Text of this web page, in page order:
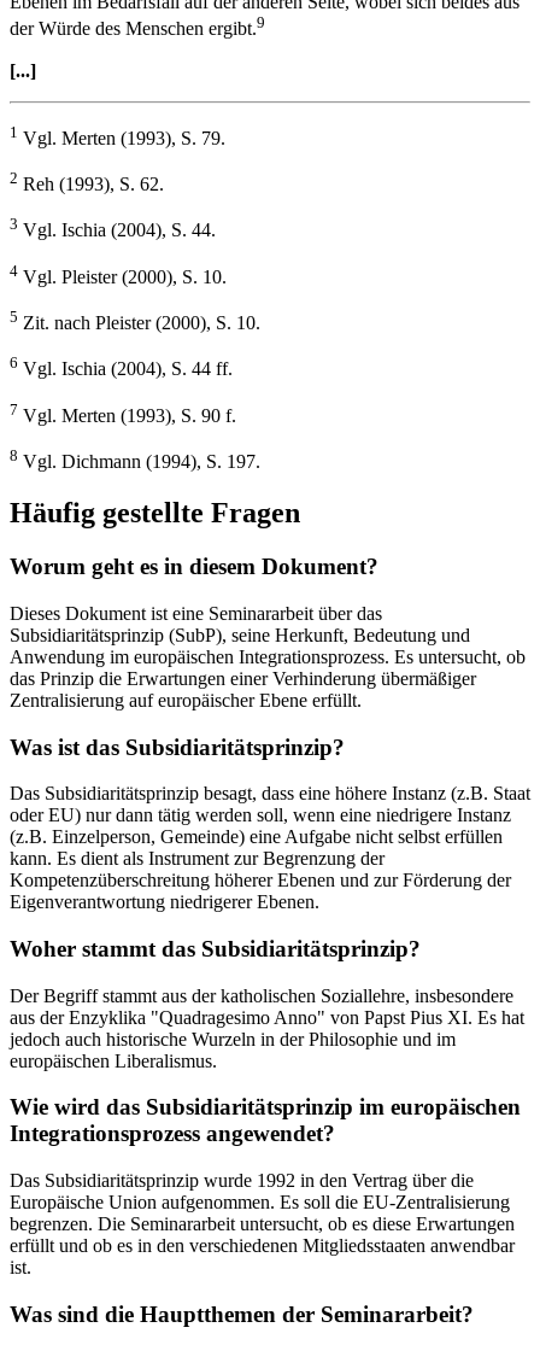
der Würde des Menschen ergibt.9
[...]
1 Vgl. Merten (1993), S. 79.
2 Reh (1993), S. 62.
3 Vgl. Ischia (2004), S. 44.
4 Vgl. Pleister (2000), S. 10.
5 Zit. nach Pleister (2000), S. 10.
6 Vgl. Ischia (2004), S. 44 ff.
7 Vgl. Merten (1993), S. 90 f.
8 Vgl. Dichmann (1994), S. 197.
Häufig gestellte Fragen
Worum geht es in diesem Dokument?
Dieses Dokument ist eine Seminararbeit über das
Subsidiaritätsprinzip (SubP), seine Herkunft, Bedeutung und
Anwendung im europäischen Integrationsprozess. Es untersucht, ob
das Prinzip die Erwartungen einer Verhinderung übermäßiger
Zentralisierung auf europäischer Ebene erfüllt.
Was ist das Subsidiaritätsprinzip?
Das Subsidiaritätsprinzip besagt, dass eine höhere Instanz (z.B. Staat
oder EU) nur dann tätig werden soll, wenn eine niedrigere Instanz
(z.B. Einzelperson, Gemeinde) eine Aufgabe nicht selbst erfüllen
kann. Es dient als Instrument zur Begrenzung der
Kompetenzüberschreitung höherer Ebenen und zur Förderung der
Eigenverantwortung niedrigerer Ebenen.
Woher stammt das Subsidiaritätsprinzip?
Der Begriff stammt aus der katholischen Soziallehre, insbesondere
aus der Enzyklika "Quadragesimo Anno" von Papst Pius XI. Es hat
jedoch auch historische Wurzeln in der Philosophie und im
europäischen Liberalismus.
Wie wird das Subsidiaritätsprinzip im europäischen
Integrationsprozess angewendet?
Das Subsidiaritätsprinzip wurde 1992 in den Vertrag über die
Europäische Union aufgenommen. Es soll die EU-Zentralisierung
begrenzen. Die Seminararbeit untersucht, ob es diese Erwartungen
erfüllt und ob es in den verschiedenen Mitgliedsstaaten anwendbar
ist.
Was sind die Hauptthemen der Seminararbeit?